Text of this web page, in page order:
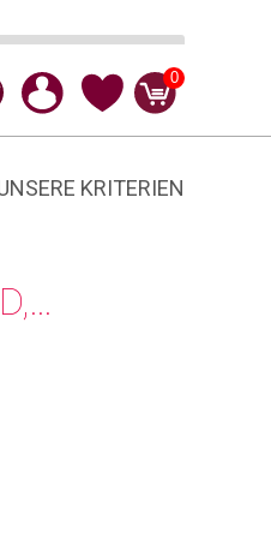
0
KRITERIEN